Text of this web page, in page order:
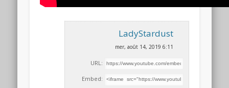
LadyStardust
mer, août 14, 2019 6:11
URL:
Embed: